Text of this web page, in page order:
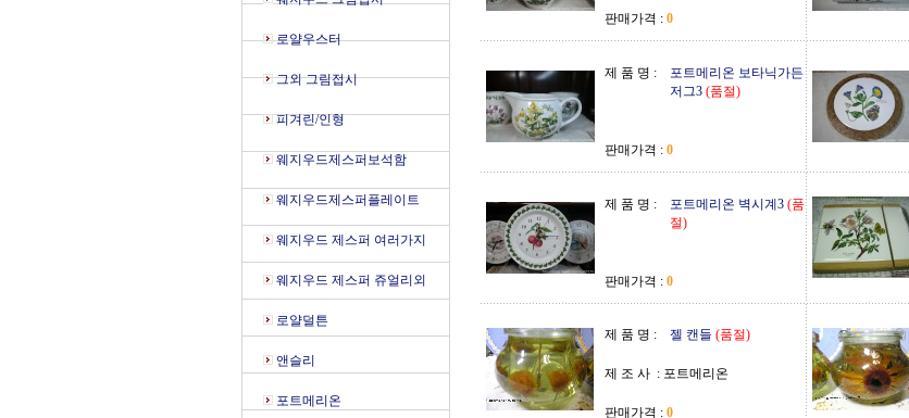
로얄우스터
그외 그림접시
피겨린/인형
웨지우드제스퍼보석함
웨지우드제스퍼플레이트
웨지우드 제스퍼 여러가지
웨지우드 제스퍼 쥬얼리외
로얄덜튼
앤슬리
포트메리온
판매가격 : 0
제 품 명 :
포트메리온 보타닉가든
저그3 (품절)
판매가격 : 0
제 품 명 : 포트메리온 벽시계3 (품
절)
판매가격 : 0
제 품 명 : 젤 캔들 (품절)
제 조 사 : 포트메리온
판매가격 : 0